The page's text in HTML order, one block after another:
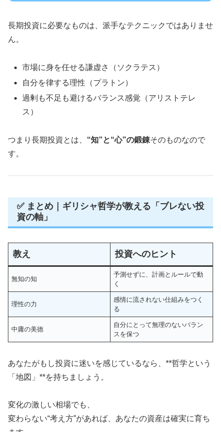
長期投資に必要なものは、派手なテクニックではありませ
ん。
市場に身を任せる謙虚さ（ソクラテス）
自分を律する理性（プラトン）
過剰も不足も避けるバランス感覚（アリストテレ
ス）
つまり長期投資とは、 “知”と“心”の鍛錬そのものなので
す。
✅ まとめ｜ギリシャ哲学が教える「ブレない投
資の軸」
教え 投資へのヒント
無知の知
予測せずに、計画とルールで動
く
理性の力
感情に流されない仕組みをつく
る
中庸の美徳
自分にとって無理のないバラン
スを保つ
あなたがもし投資に迷いを感じているなら、**哲学という
「地図」**を持ちましょう。
変化の激しい相場でも、
変わらない“考え方”があれば、あなたの資産は確実に育ち